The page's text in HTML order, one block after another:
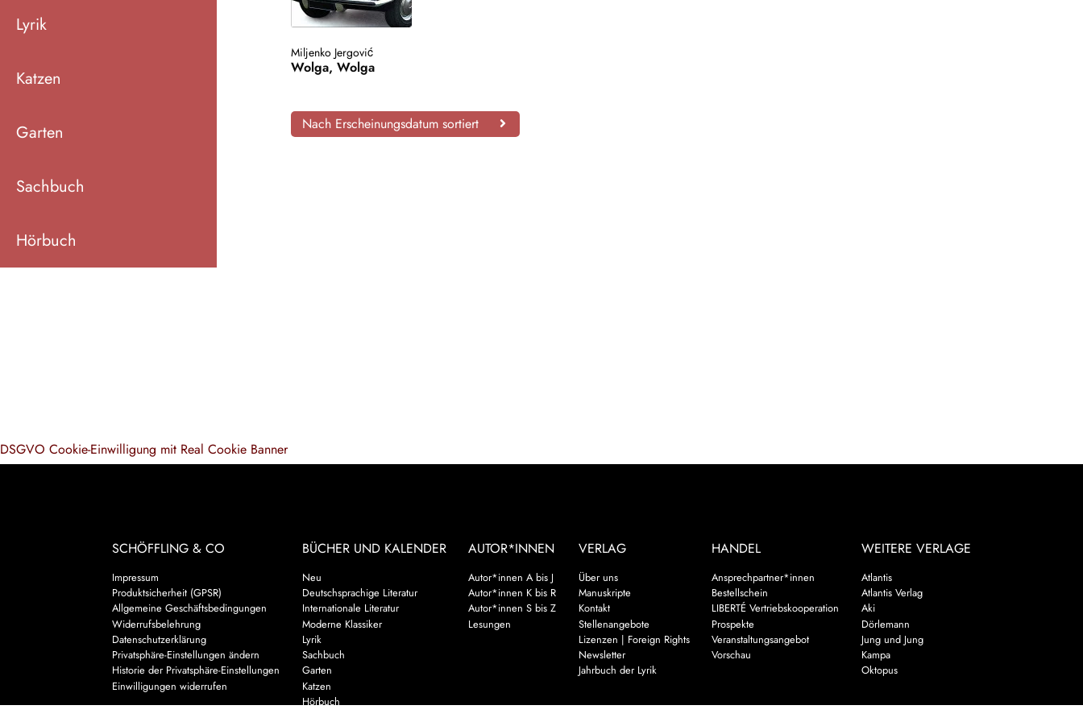
Lyrik
Katzen
Garten
Sachbuch
Hörbuch
Miljenko Jergović
Wolga, Wolga
Nach Erscheinungsdatum sortiert
SCHÖFFLING & CO
Impressum
Produktsicherheit (GPSR)
Allgemeine Geschäftsbedingungen
Widerrufsbelehrung
Datenschutzerklärung
Privatsphäre-Einstellungen ändern
Historie der Privatsphäre-Einstellungen
Einwilligungen widerrufen
BÜCHER UND KALENDER
Neu
Deutschsprachige Literatur
Internationale Literatur
Moderne Klassiker
Lyrik
Sachbuch
Garten
Katzen
Hörbuch
AUTOR*INNEN
Autor*innen A bis J
Autor*innen K bis R
Autor*innen S bis Z
Lesungen
VERLAG
Über uns
Manuskripte
Kontakt
Stellenangebote
Lizenzen | Foreign Rights
Newsletter
Jahrbuch der Lyrik
HANDEL
Ansprechpartner*innen
Bestellschein
LIBERTÉ Vertriebskooperation
Prospekte
Veranstaltungsangebot
Vorschau
WEITERE VERLAGE
Atlantis
Atlantis Verlag
Aki
Dörlemann
Jung und Jung
Kampa
Oktopus
DSGVO Cookie-Einwilligung mit Real Cookie Banner